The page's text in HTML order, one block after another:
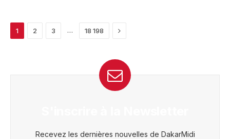
1 2 3 … 18 198 Next
Recevez les dernières nouvelles de DakarMidi